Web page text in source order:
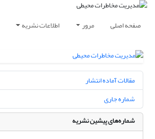
صفحه اصلی مرور اطلاعات نشریه
مقالات آماده انتشار
شماره جاری
شماره‌های پیشین نشریه